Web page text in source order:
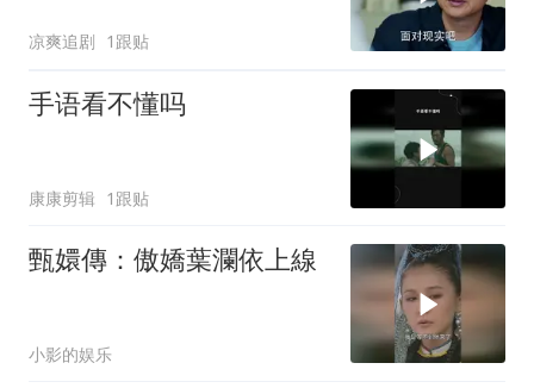
凉爽追剧 1跟贴
手语看不懂吗
康康剪辑 1跟贴
甄嬛傳：傲嬌葉瀾依上線
小影的娱乐